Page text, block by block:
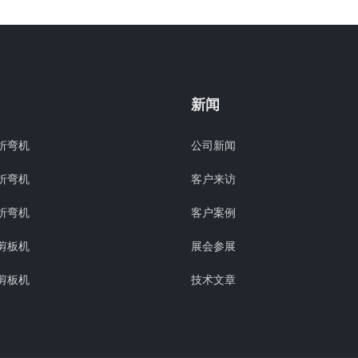
弯机
弯机
弯机
板机
板机
新闻
公司新闻
客户来访
客户案例
展会参展
技术文章